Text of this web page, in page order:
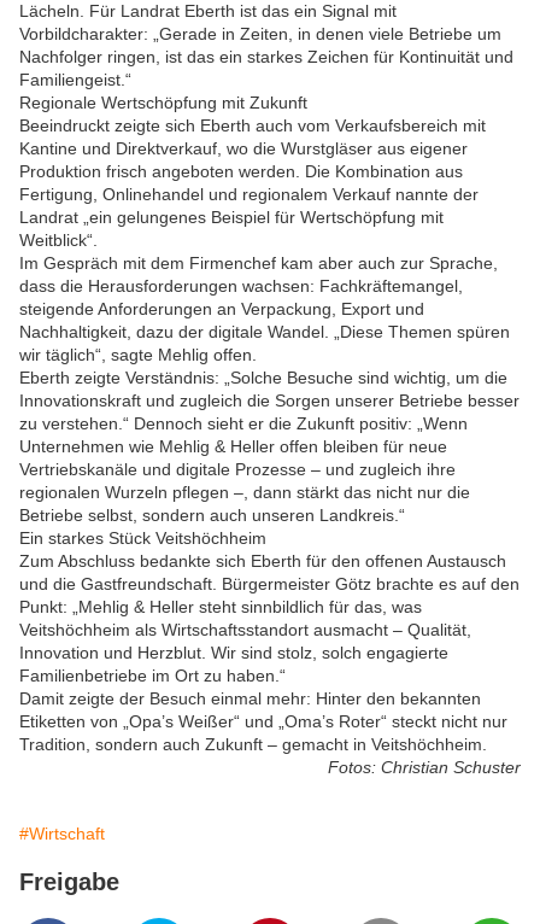
Lächeln. Für Landrat Eberth ist das ein Signal mit
Vorbildcharakter: „Gerade in Zeiten, in denen viele Betriebe um
Nachfolger ringen, ist das ein starkes Zeichen für Kontinuität und
Familiengeist.“
Regionale Wertschöpfung mit Zukunft
Beeindruckt zeigte sich Eberth auch vom Verkaufsbereich mit
Kantine und Direktverkauf, wo die Wurstgläser aus eigener
Produktion frisch angeboten werden. Die Kombination aus
Fertigung, Onlinehandel und regionalem Verkauf nannte der
Landrat „ein gelungenes Beispiel für Wertschöpfung mit
Weitblick“.
Im Gespräch mit dem Firmenchef kam aber auch zur Sprache,
dass die Herausforderungen wachsen: Fachkräftemangel,
steigende Anforderungen an Verpackung, Export und
Nachhaltigkeit, dazu der digitale Wandel. „Diese Themen spüren
wir täglich“, sagte Mehlig offen.
Eberth zeigte Verständnis: „Solche Besuche sind wichtig, um die
Innovationskraft und zugleich die Sorgen unserer Betriebe besser
zu verstehen.“ Dennoch sieht er die Zukunft positiv: „Wenn
Unternehmen wie Mehlig & Heller offen bleiben für neue
Vertriebskanäle und digitale Prozesse – und zugleich ihre
regionalen Wurzeln pflegen –, dann stärkt das nicht nur die
Betriebe selbst, sondern auch unseren Landkreis.“
Ein starkes Stück Veitshöchheim
Zum Abschluss bedankte sich Eberth für den offenen Austausch
und die Gastfreundschaft. Bürgermeister Götz brachte es auf den
Punkt: „Mehlig & Heller steht sinnbildlich für das, was
Veitshöchheim als Wirtschaftsstandort ausmacht – Qualität,
Innovation und Herzblut. Wir sind stolz, solch engagierte
Familienbetriebe im Ort zu haben.“
Damit zeigte der Besuch einmal mehr: Hinter den bekannten
Etiketten von „Opa’s Weißer“ und „Oma’s Roter“ steckt nicht nur
Tradition, sondern auch Zukunft – gemacht in Veitshöchheim.
Fotos: Christian Schuster
#Wirtschaft
Freigabe